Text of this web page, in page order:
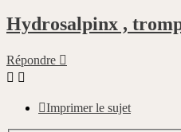
Hydrosalpinx ,
Répondre
Imprimer le sujet